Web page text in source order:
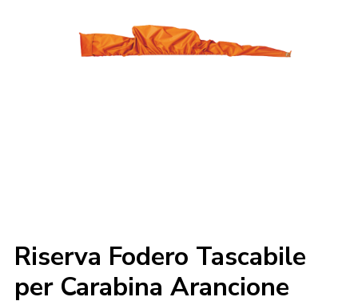
Riserva Fodero Tascabile
per Carabina Arancione